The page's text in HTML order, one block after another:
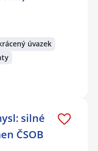
úvazek
silné
ČSOB